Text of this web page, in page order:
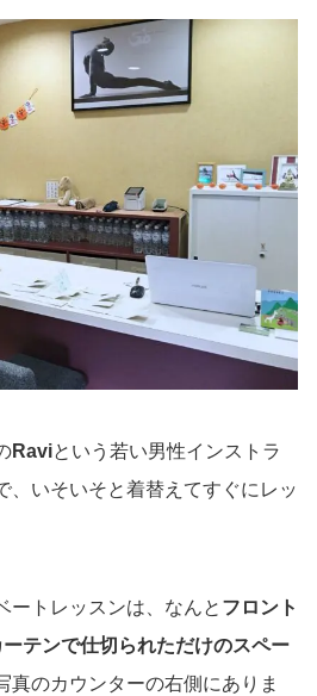
Raviという若い男性インストラ
、いそいそと着替えてすぐにレッ
ートレッスンは、なんと フロント
テンで仕切られただけのスペー
真のカウンターの右側にありま